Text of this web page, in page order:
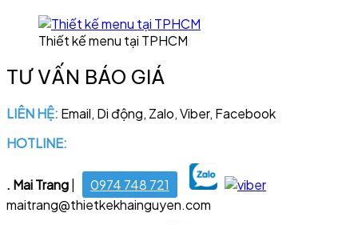
Thiết kế menu tại TPHCM
TƯ VẤN BÁO GIÁ
LIÊN HỆ: Email, Di động, Zalo, Viber, Facebook
HOTLINE:
. Mai Trang|
0974 748 721
maitrang@thietkekhainguyen.com